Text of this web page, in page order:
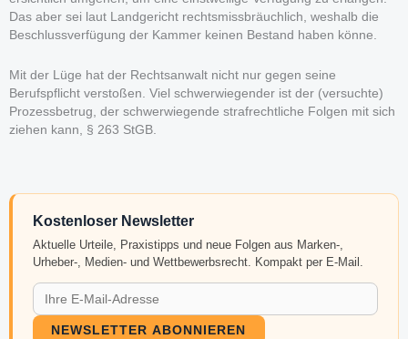
Das aber sei laut Landgericht rechtsmissbräuchlich, weshalb die
Beschlussverfügung der Kammer keinen Bestand haben könne.
Mit der Lüge hat der Rechtsanwalt nicht nur gegen seine
Berufspflicht verstoßen. Viel schwerwiegender ist der (versuchte)
Prozessbetrug, der schwerwiegende strafrechtliche Folgen mit sich
ziehen kann, § 263 StGB.
Kostenloser Newsletter
Aktuelle Urteile, Praxistipps und neue Folgen aus Marken-,
Urheber-, Medien- und Wettbewerbsrecht. Kompakt per E-Mail.
NEWSLETTER ABONNIEREN